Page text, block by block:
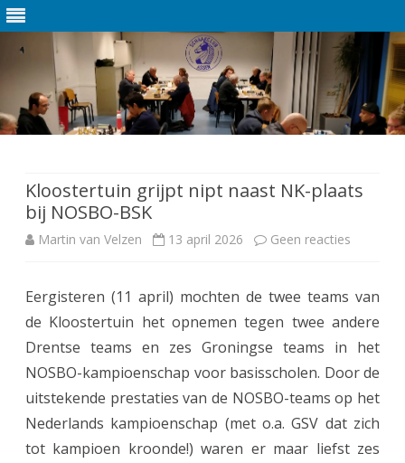
de
inhoud
Kloostertuin grijpt nipt naast NK-plaats
bij NOSBO-BSK
Martin van Velzen 13 april 2026 Geen reacties
K
o
o
s
Eergisteren (11 april) mochten de twee teams van
de Kloostertuin het opnemen tegen twee andere
Drentse teams en zes Groningse teams in het
NOSBO-kampioenschap voor basisscholen. Door de
uitstekende prestaties van de NOSBO-teams op het
Nederlands kampioenschap (met o.a. GSV dat zich
tot kampioen kroonde!) waren er maar liefst zes